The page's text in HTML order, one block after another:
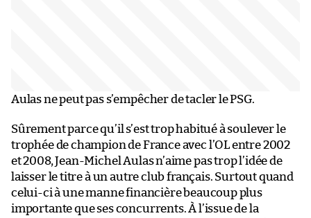
Aulas ne peut pas s’empêcher de tacler le PSG.
Sûrement parce qu’il s’est trop habitué à soulever le
trophée de champion de France avec l’OL entre 2002
et 2008, Jean-Michel Aulas n’aime pas trop l’idée de
laisser le titre à un autre club français. Surtout quand
celui-ci à une manne financière beaucoup plus
importante que ses concurrents. À l’issue de la